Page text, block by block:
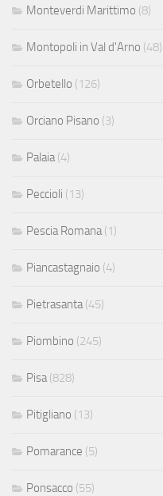
Monteverdi Marittimo (8)
Montopoli in Val d'Arno (48)
Orbetello (126)
Orciano Pisano (3)
Palaia (4)
Peccioli (13)
Pescia Romana (1)
Piancastagnaio (4)
Pietrasanta (45)
Piombino (245)
Pisa (828)
Pitigliano (13)
Pomarance (5)
Ponsacco (55)